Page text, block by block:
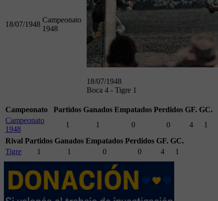
18/07/1948
Campeonato
1948
18/07/1948
Boca 4 - Tigre 1
Campeonato Partidos Ganados Empatados Perdidos GF. GC.
Campeonato
1948
1 1 0 0 4
1
Rival Partidos Ganados Empatados Perdidos GF. GC.
Tigre
1 1 0 0 4 1